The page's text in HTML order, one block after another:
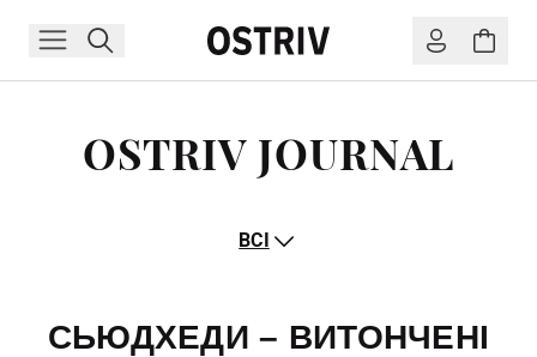
OSTRIV JOURNAL
ВСІ
СЬЮДХЕДИ – ВИТОНЧЕНІ